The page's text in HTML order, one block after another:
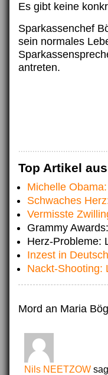
Es gibt keine
Sparkassenchef
sein normales
antreten.
Top Artikel aus
Michelle
Schwaches
Vermisste
Grammy
Herz-Probleme:
Inzest in
Nackt-Shooting:
Mord an Maria
Nils NEETZOW